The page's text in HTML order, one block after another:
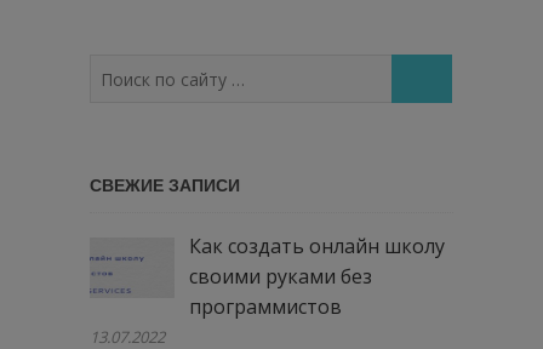
по
СВЕЖИЕ ЗАПИСИ
Как создать онлайн школу
своими руками без
программистов
13.07.2022